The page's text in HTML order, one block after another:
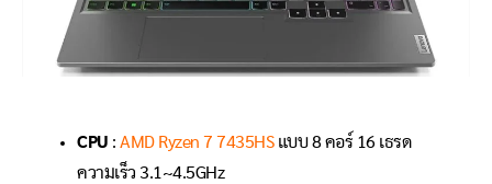
CPU : AMD Ryzen 7 7435HSแบบ 8 คอร์ 16 เธรด
ความเร็ว 3.1~4.5GHz